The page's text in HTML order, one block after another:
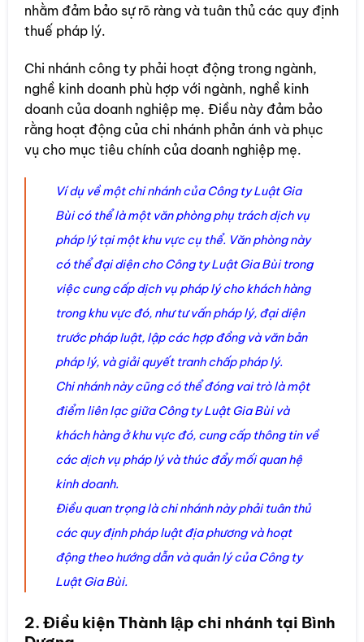
nhằm đảm bảo sự rõ ràng và tuân thủ các quy định
thuế pháp lý.
Chi nhánh công ty phải hoạt động trong ngành,
nghề kinh doanh phù hợp với ngành, nghề kinh
doanh của doanh nghiệp mẹ. Điều này đảm bảo
rằng hoạt động của chi nhánh phản ánh và phục
vụ cho mục tiêu chính của doanh nghiệp mẹ.
Ví dụ về một chi nhánh của Công ty Luật Gia
Bùi có thể là một văn phòng phụ trách dịch vụ
pháp lý tại một khu vực cụ thể. Văn phòng này
có thể đại diện cho Công ty Luật Gia Bùi trong
việc cung cấp dịch vụ pháp lý cho khách hàng
trong khu vực đó, như tư vấn pháp lý, đại diện
trước pháp luật, lập các hợp đồng và văn bản
pháp lý, và giải quyết tranh chấp pháp lý.
Chi nhánh này cũng có thể đóng vai trò là một
điểm liên lạc giữa Công ty Luật Gia Bùi và
khách hàng ở khu vực đó, cung cấp thông tin về
các dịch vụ pháp lý và thúc đẩy mối quan hệ
kinh doanh.
Điều quan trọng là chi nhánh này phải tuân thủ
các quy định pháp luật địa phương và hoạt
động theo hướng dẫn và quản lý của Công ty
Luật Gia Bùi.
2. Điều kiện Thành lập chi nhánh tại Bình